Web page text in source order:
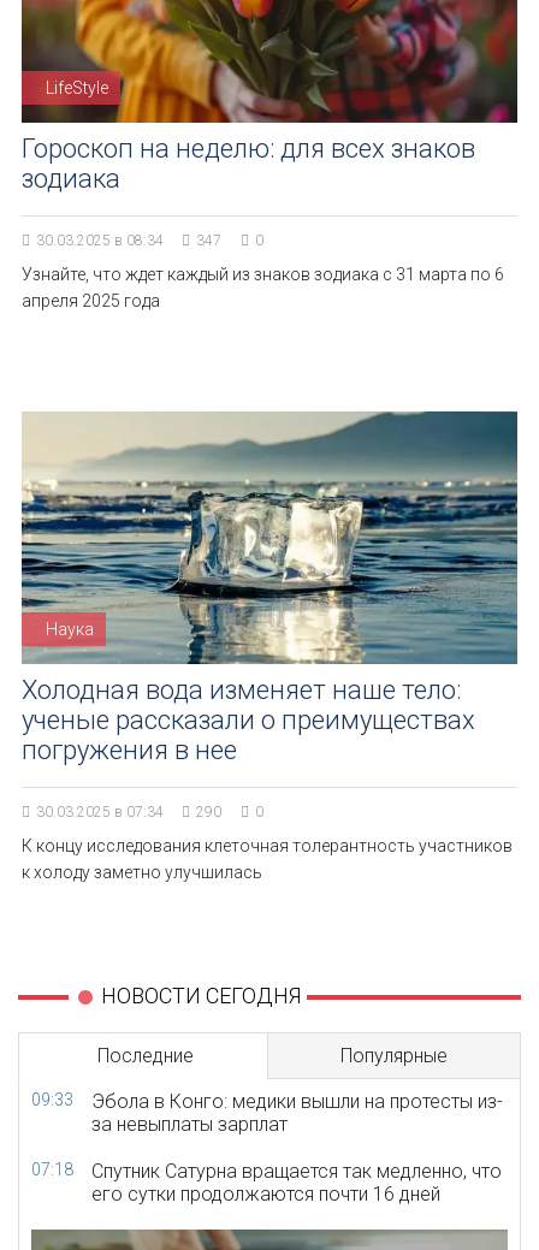
LifeStyle
Гороскоп на неделю: для всех знаков
зодиака
30.03.2025 в 08:34 347 0
Узнайте, что ждет каждый из знаков зодиака с 31 марта по 6
апреля 2025 года
Наука
Холодная вода изменяет наше тело:
ученые рассказали о преимуществах
погружения в нее
30.03.2025 в 07:34 290 0
К концу исследования клеточная толерантность участников
к холоду заметно улучшилась
НОВОСТИ СЕГОДНЯ
Последние Популярные
09:33
Эбола в Конго: медики вышли на протесты из-
за невыплаты зарплат
07:18
Спутник Сатурна вращается так медленно, что
его сутки продолжаются почти 16 дней